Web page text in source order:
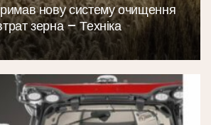
нову систему очищення
зерна – Техніка